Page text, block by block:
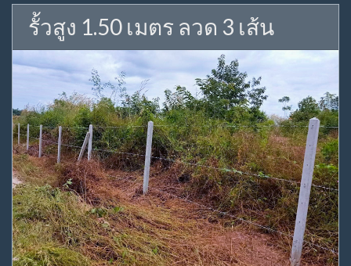
รั้วสูง 1.50 เมตร ลวด 3 เส้น